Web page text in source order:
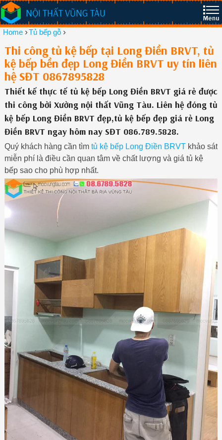
NỘI THẤT VŨNG TÀU
Home ›Tủ bếp gỗ ›
Thi công tủ kệ bếp tại Long Điền BRVT, tủ
kệ bếp bền đẹp Long Điền BRVT uy tín liên
hệ SĐT 0867895828
Thiết kế thực tế tủ kệ bếp Long Điền BRVT giá rẻ được
thi công bởi Xưởng nội thất Vũng Tàu. Liên hệ đóng tủ
kệ bếp Long Điền BRVT đẹp,tủ kệ bếp đẹp giá rẻ Long
Điền BRVT ngay hôm nay SĐT 086.789.5828.
Quý khách hàng cần tìm tủ kệ bếp Long Điền BRVTkhảo sát
miễn phí là điều cần quan tâm về chất lượng và giá tủ kệ
bếp sao cho phù hợp nhất.